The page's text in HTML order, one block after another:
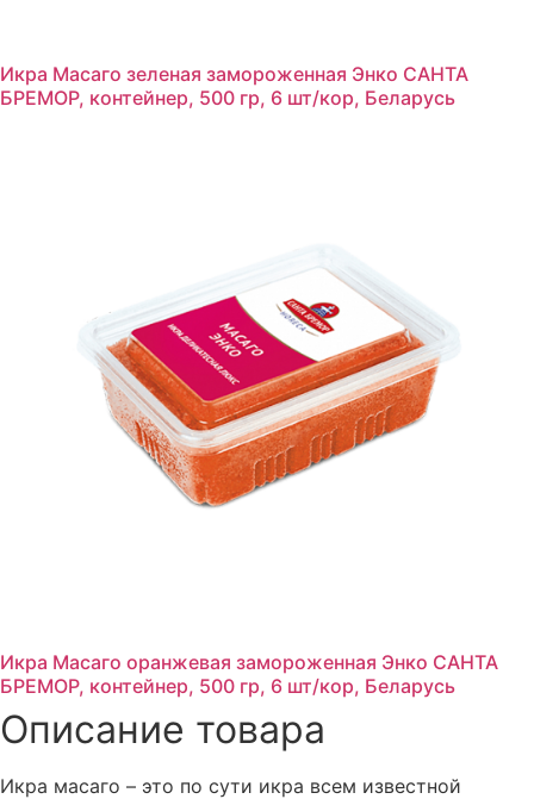
Икра Масаго зеленая замороженная Энко САНТА
БРЕМОР, контейнер, 500 гр, 6 шт/кор, Беларусь
Икра Масаго оранжевая замороженная Энко САНТА
БРЕМОР, контейнер, 500 гр, 6 шт/кор, Беларусь
Описание товара
Икра масаго – это по сути икра всем известной